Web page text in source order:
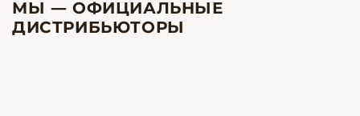
МЫ — ОФИЦИАЛЬНЫЕ
ДИСТРИБЬЮТОРЫ